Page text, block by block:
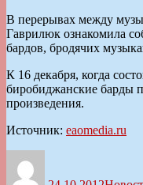
В перерывах между
Гаврилюк ознакомила
бардов, бродячих
К 16 декабря, когда
биробиджанские барды
произведения.
Источник: eaomedia.ru